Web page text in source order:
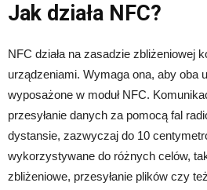
Jak działa NFC?
NFC działa na zasadzie zbliżeniowej
urządzeniami. Wymaga ona, aby oba
wyposażone w moduł NFC.
przesyłanie danych za pomocą fal
dystansie, zazwyczaj do 10
wykorzystywane do różnych celów,
zbliżeniowe, przesyłanie plików czy